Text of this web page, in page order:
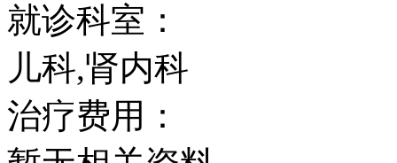
就诊科室：
儿科,肾内科
治疗费用：